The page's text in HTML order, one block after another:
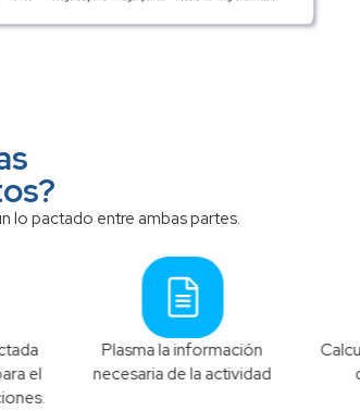
lo pactado entre ambas partes.
Plasma la información
de la actividad
Calcula un
cantidad